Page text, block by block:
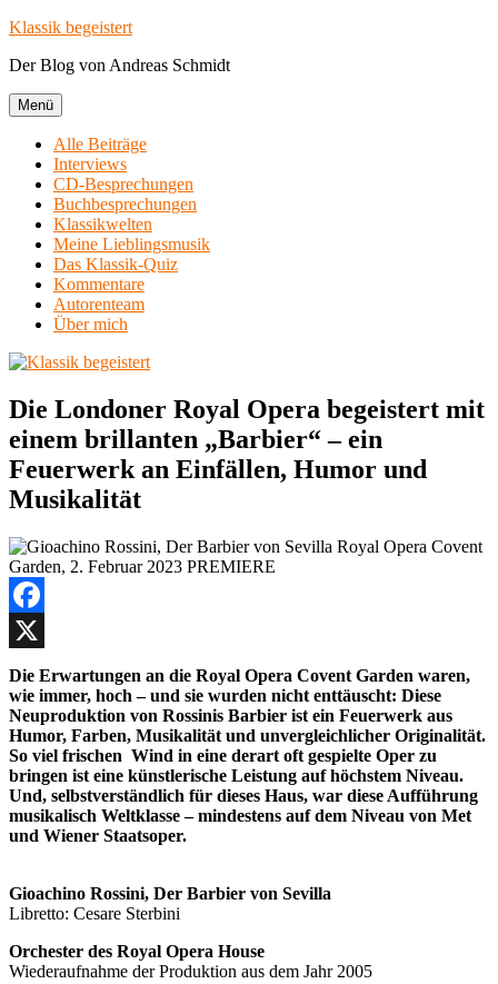
Zum
springen
Klassik begeistert
Der Blog von Andreas Schmidt
Menü
Alle Beiträge
Interviews
CD-Besprechungen
Buchbesprechungen
Klassikwelten
Meine Lieblingsmusik
Das Klassik-Quiz
Kommentare
Autorenteam
Über mich
Die Londoner Royal Opera begeistert mit
einem brillanten „Barbier“ – ein
Feuerwerk an Einfällen, Humor und
Musikalität
Facebook
X
Die Erwartungen an die Royal Opera Covent Garden waren,
wie immer, hoch – und sie wurden nicht enttäuscht: Diese
Neuproduktion von Rossinis Barbier ist ein Feuerwerk aus
Humor, Farben, Musikalität und unvergleichlicher Originalität.
So viel frischen Wind in eine derart oft gespielte Oper zu
bringen ist eine künstlerische Leistung auf höchstem Niveau.
Und, selbstverständlich für dieses Haus, war diese Aufführung
musikalisch Weltklasse – mindestens auf dem Niveau von Met
und Wiener Staatsoper.
Gioachino Rossini, Der Barbier von Sevilla
Libretto: Cesare Sterbini
Orchester des Royal Opera House
Wiederaufnahme der Produktion aus dem Jahr 2005